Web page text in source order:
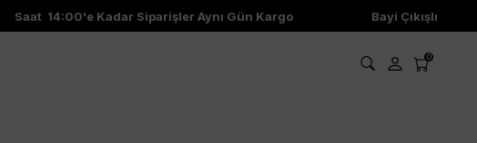
Saat 14:00'e Kadar Siparişler Aynı Gün Kargo Bayi Çıkışlı Ürünler
0